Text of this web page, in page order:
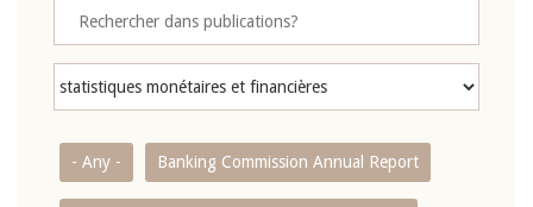
- Any - Banking Commission Annual Report